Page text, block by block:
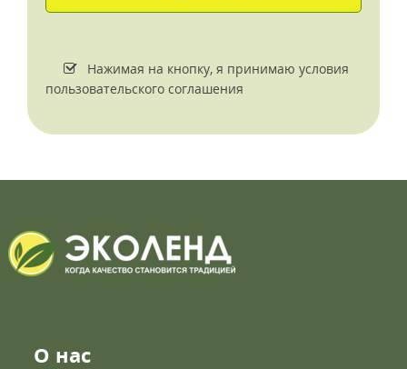
Нажимая на кнопку, я принимаю условия
пользовательского соглашения
О нас